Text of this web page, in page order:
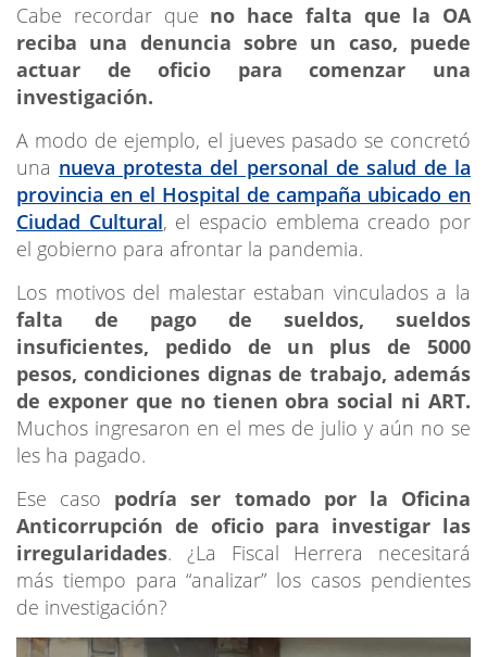
Cabe recordar que no hace falta que la OA
reciba una denuncia sobre un caso, puede
actuar de oficio para comenzar una
investigación.
A modo de ejemplo, el jueves pasado se concretó
una nueva protesta del personal de salud de la
provincia en el Hospital de campaña ubicado en
Ciudad Cultural, el espacio emblema creado por
el gobierno para afrontar la pandemia.
Los motivos del malestar estaban vinculados a la
falta de pago de sueldos, sueldos
insuficientes, pedido de un plus de 5000
pesos, condiciones dignas de trabajo, además
de exponer que no tienen obra social ni ART.
Muchos ingresaron en el mes de julio y aún no se
les ha pagado.
Ese caso podría ser tomado por la Oficina
Anticorrupción de oficio para investigar las
irregularidades. ¿La Fiscal Herrera necesitará
más tiempo para “analizar” los casos pendientes
de investigación?